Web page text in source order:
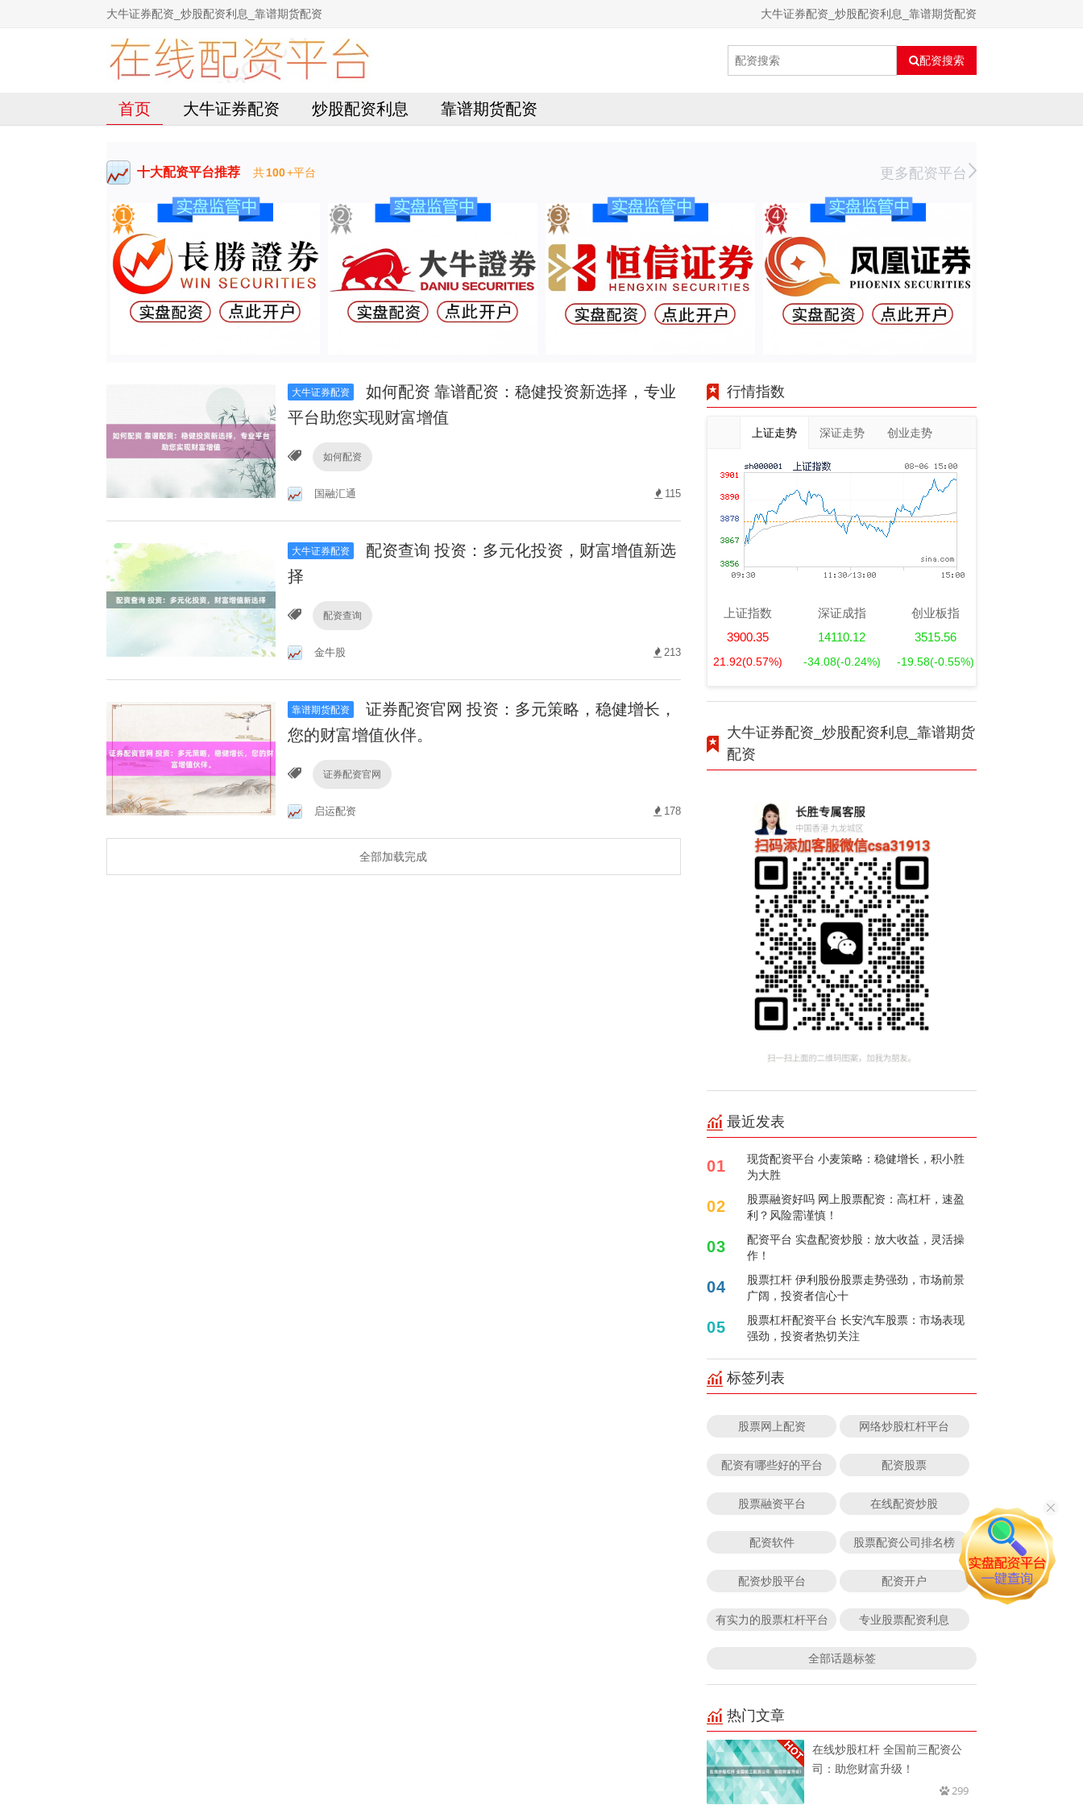
大牛证券配资_炒股配资利息_靠谱期货配资 大牛证券配资_炒股配资利息_靠谱期货配资
配资搜索
首页 大牛证券配资 炒股配资利息 靠谱期货配资
十大配资平台推荐 共100+平台 更多配资平台
大牛证券配资
如何配资 靠谱配资：稳健投资新选择，专业
平台助您实现财富增值
如何配资
国融汇通 115
大牛证券配资
配资查询 投资：多元化投资，财富增值新选
择
配资查询
金牛股 213
靠谱期货配资
证券配资官网 投资：多元策略，稳健增长，
您的财富增值伙伴。
证券配资官网
启运配资 178
全部加载完成
行情指数
上证走势 深证走势 创业走势
上证指数
3900.35
21.92(0.57%)
深证成指
14110.12
-34.08(-0.24%)
创业板指
3515.56
-19.58(-0.55%)
大牛证券配资_炒股配资利息_靠谱期货
配资
最近发表
01
现货配资平台 小麦策略：稳健增长，积小胜
为大胜
02
股票融资好吗 网上股票配资：高杠杆，速盈
利？风险需谨慎！
03
配资平台 实盘配资炒股：放大收益，灵活操
作！
04
股票扛杆 伊利股份股票走势强劲，市场前景
广阔，投资者信心十
05
股票杠杆配资平台 长安汽车股票：市场表现
强劲，投资者热切关注
标签列表
股票网上配资 网络炒股杠杆平台
配资有哪些好的平台 配资股票
股票融资平台 在线配资炒股
配资软件 股票配资公司排名榜
配资炒股平台 配资开户
有实力的股票杠杆平台 专业股票配资利息
全部话题标签
热门文章
在线炒股杠杆 全国前三配资公
司：助您财富升级！
299